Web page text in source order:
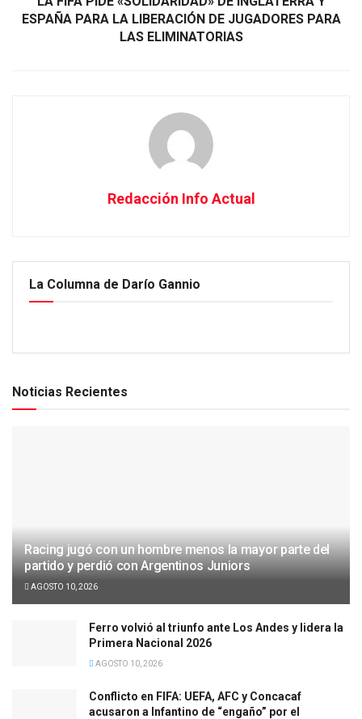
ESPAÑA PARA LA LIBERACIÓN DE JUGADORES PARA
LAS ELIMINATORIAS
Redacción Info Actual
La Columna de Darío Gannio
Noticias Recientes
Racing jugó con un hombre menos la mayor parte del
partido y perdió con Argentinos Juniors
AGOSTO 10, 2026
Ferro volvió al triunfo ante Los Andes y lidera la
Primera Nacional 2026
AGOSTO 10, 2026
Conflicto en FIFA: UEFA, AFC y Concacaf
acusaron a Infantino de “engaño” por el